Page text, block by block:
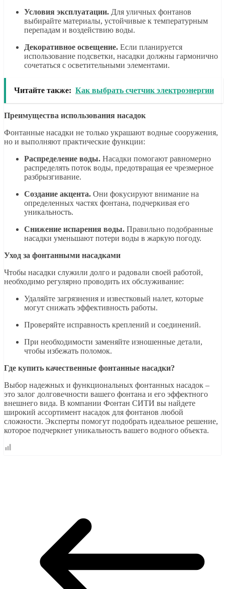
Условия эксплуатации. Для уличных фонтанов
выбирайте материалы, устойчивые к температурным
перепадам и воздействию воды.
Декоративное освещение. Если планируется
использование подсветки, насадки должны гармонично
сочетаться с осветительными элементами.
Читайте также: Как выбрать счетчик электроэнергии
Преимущества использования насадок
Фонтанные насадки не только украшают водные сооружения,
но и выполняют практические функции:
Распределение воды. Насадки помогают равномерно
распределять поток воды, предотвращая ее чрезмерное
разбрызгивание.
Создание акцента. Они фокусируют внимание на
определенных частях фонтана, подчеркивая его
уникальность.
Снижение испарения воды. Правильно подобранные
насадки уменьшают потери воды в жаркую погоду.
Уход за фонтанными насадками
Чтобы насадки служили долго и радовали своей работой,
необходимо регулярно проводить их обслуживание:
Удаляйте загрязнения и известковый налет, которые
могут снижать эффективность работы.
Проверяйте исправность креплений и соединений.
При необходимости заменяйте изношенные детали,
чтобы избежать поломок.
Где купить качественные фонтанные насадки?
Выбор надежных и функциональных фонтанных насадок –
это залог долговечности вашего фонтана и его эффектного
внешнего вида. В компании Фонтан СИТИ вы найдете
широкий ассортимент насадок для фонтанов любой
сложности. Эксперты помогут подобрать идеальное решение,
которое подчеркнет уникальность вашего водного объекта.